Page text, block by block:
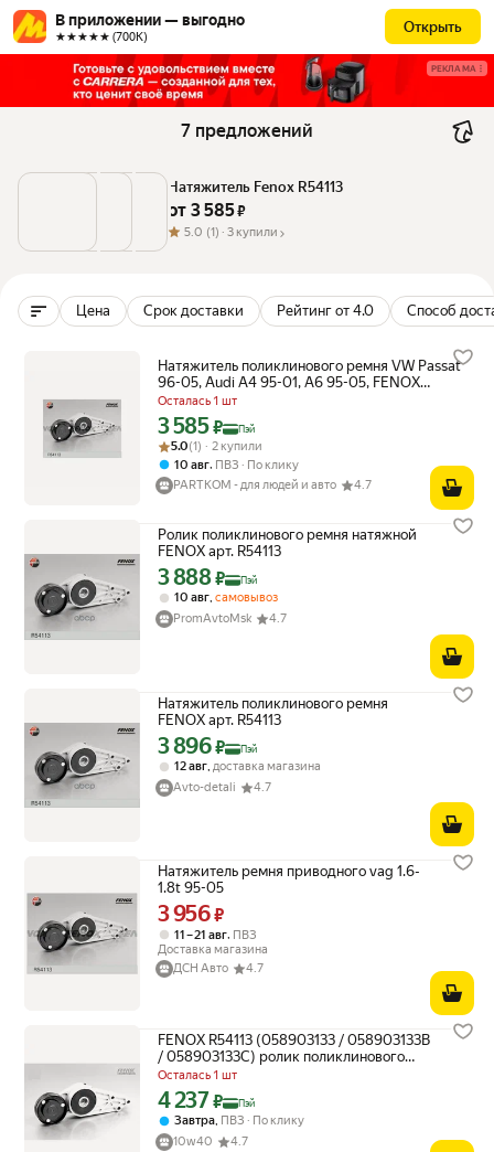
В приложении — выгодно
★★★★★ (700К)
Открыть
РЕКЛАМА
7 предложений
Натяжитель Fenox R54113
от 3 585 ₽
5.0 (1) · 3 купили
Цена Срок доставки Рейтинг от 4.0 Способ
Натяжитель поликлинового ремня VW Passat
96-05, Audi A4 95-01, A6 95-05, FENOX
R54113
Осталась 1 шт
Цена с картой Яндекс Пэй 3585 ₽ вместо
3 585₽ Пэй
Рейтинг товара: 5.0 из 5
Оценок: (1) · 2 купили
5.0(1) · 2 купили
10 авг, ПВЗ
По клику
PARTKOM - для людей и авто
4.7
Ролик поликлинового ремня натяжной
FENOX арт. R54113
Цена с картой Яндекс Пэй 3888 ₽ вместо
3 888₽ Пэй
10 авг, самовывоз
PromAvtoMsk
4.7
Натяжитель поликлинового ремня
FENOX арт. R54113
Цена с картой Яндекс Пэй 3896 ₽ вместо
3 896₽ Пэй
12 авг доставка магазина
Avto-detali
4.7
Натяжитель ремня приводного vag 1.6-
1.8t 95-05
Цена 3956 ₽ вместо
3 956₽
11 – 21 авг, ПВЗ
Доставка магазина
ДСН Авто
4.7
FENOX R54113 (058903133 / 058903133B
/ 058903133C) ролик поликлинового
ремня натяжной
Осталась 1 шт
Цена с картой Яндекс Пэй 4237 ₽ вместо
4 237₽ Пэй
Завтра, ПВЗ
По клику
10w40
4.7